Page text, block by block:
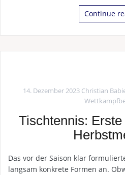
Continue
14. Dezember 2023 Christian
Tischtennis:
Das vor der Saison klar
langsam konkrete Formen an.